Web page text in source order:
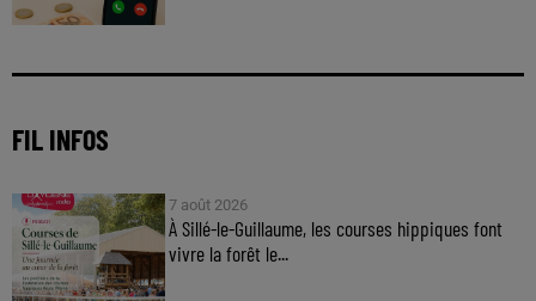
FIL INFOS
7 août 2026
À Sillé-le-Guillaume, les courses hippiques font
vivre la forêt le...